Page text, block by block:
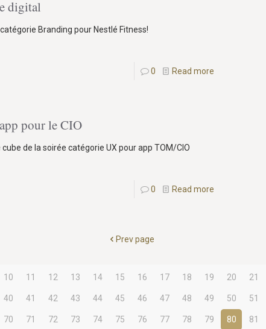
digital
Branding pour Nestlé Fitness!
0 Read more
pour le CIO
de la soirée catégorie UX pour app TOM/CIO
0 Read more
Prev page
10 11 12 13 14 15 16 17 18 19 20 21
40 41 42 43 44 45 46 47 48 49 50 51
70 71 72 73 74 75 76 77 78 79 80 81